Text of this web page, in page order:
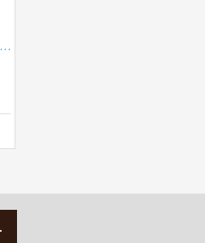
RASONIC 樂信 RC-N921J 一匹 R32雪種 淨冷窗口式冷氣機